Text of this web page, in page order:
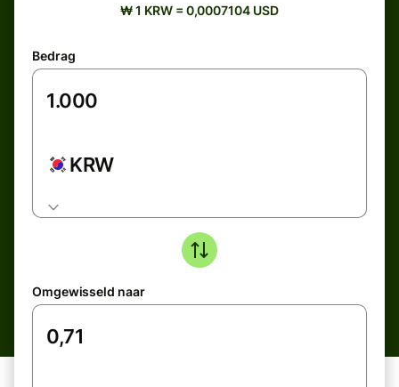
₩ 1 KRW = 0,0007104 USD
Bedrag
KRW
Omgewisseld naar